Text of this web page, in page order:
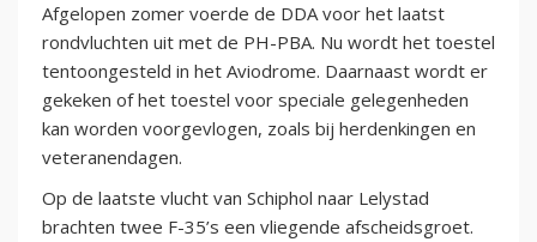
Afgelopen zomer voerde de DDA voor het laatst
rondvluchten uit met de PH-PBA. Nu wordt het toestel
tentoongesteld in het Aviodrome. Daarnaast wordt er
gekeken of het toestel voor speciale gelegenheden
kan worden voorgevlogen, zoals bij herdenkingen en
veteranendagen.
Op de laatste vlucht van Schiphol naar Lelystad
brachten twee F-35’s een vliegende afscheidsgroet.